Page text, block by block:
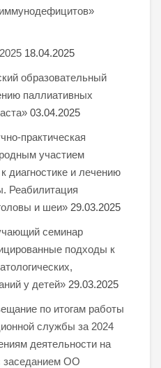
18.04.2025
образовательный
паллиативных
03.04.2025
практическая
участием
диагностике и лечению
Реабилитация
и шеи» 29.03.2025
семинар
подходы к
у детей» 29.03.2025
по итогам работы
службы за 2024
деятельности на
заседанием ОО